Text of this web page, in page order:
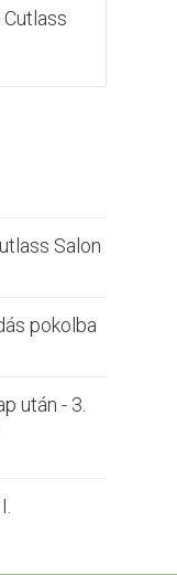
Salon
pokolba
után - 3.